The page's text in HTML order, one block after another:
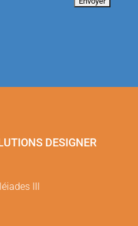
DESIGNER
III